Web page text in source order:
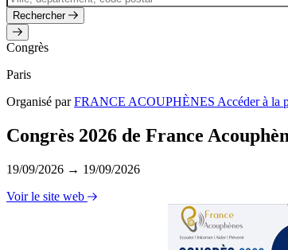
Rechercher
Congrès
Paris
Organisé parFRANCE ACOUPHÈNES Accéder à la
Congrès 2026 de France
19/09/2026 → 19/09/2026
Voir le site web